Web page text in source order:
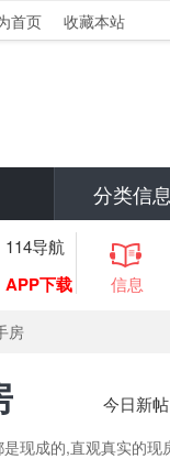
首页 收藏本站
分类信息
114导航
APP下载 信息
房
今日新帖
现成的,直观真实的现